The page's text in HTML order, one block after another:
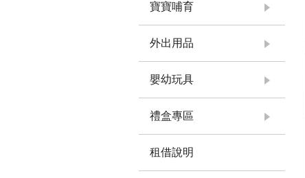
寶寶哺育
外出用品
嬰幼玩具
禮盒專區
租借說明